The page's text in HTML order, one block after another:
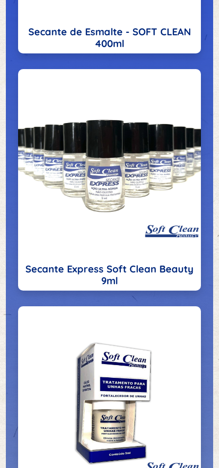
Secante de Esmalte - SOFT CLEAN
400ml
Secante Express Soft Clean Beauty
9ml